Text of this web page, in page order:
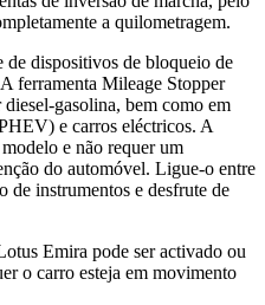
a quilometragem.
de dispositivos de bloqueio de
ferramenta Mileage Stopper
gasolina, bem como em
e carros eléctricos. A
e não requer um
do automóvel. Ligue-o entre
de instrumentos e desfrute de
Emira pode ser activado ou
o carro esteja em movimento